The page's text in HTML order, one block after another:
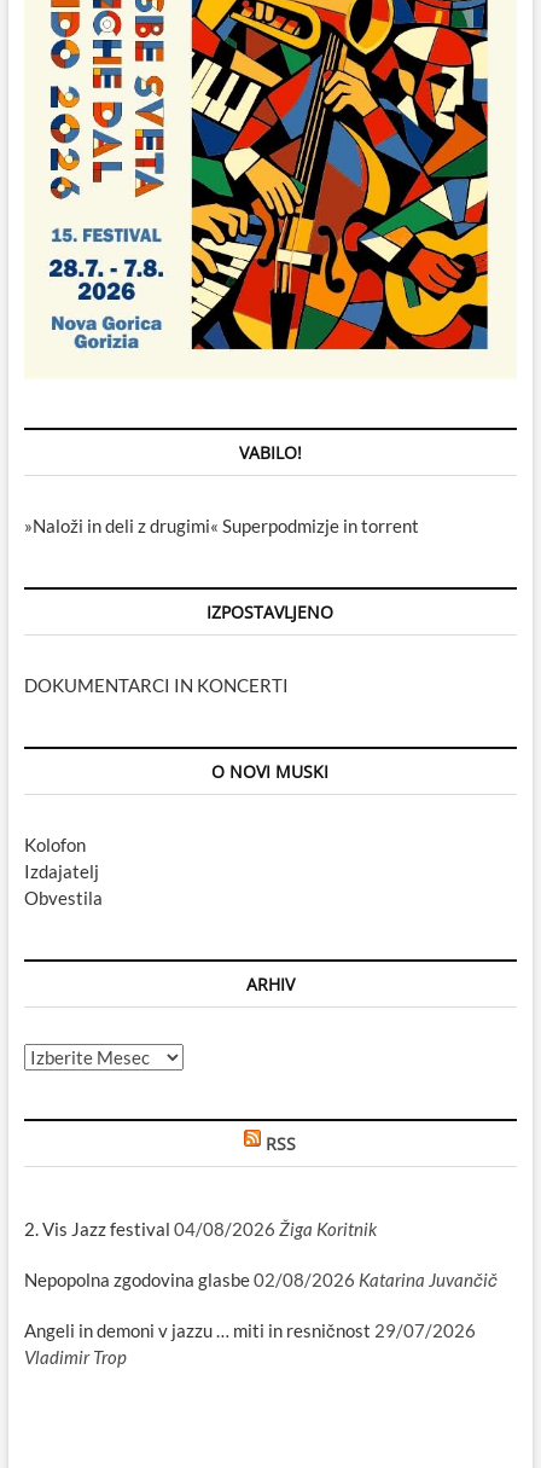
VABILO!
»Naloži in deli z drugimi« Superpodmizje in torrent
IZPOSTAVLJENO
DOKUMENTARCI IN KONCERTI
O NOVI MUSKI
Kolofon
Izdajatelj
Obvestila
ARHIV
Arhiv
RSS
2. Vis Jazz festival 04/08/2026 Žiga Koritnik
Nepopolna zgodovina glasbe02/08/2026 Katarina Juvančič
Angeli in demoni v jazzu … miti in resničnost 29/07/2026
Vladimir Trop